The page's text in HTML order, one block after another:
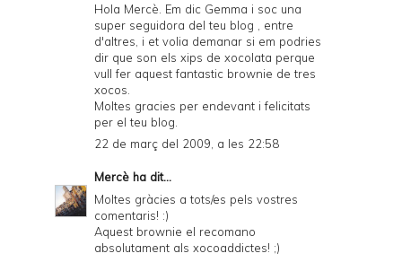
Hola Mercè. Em dic Gemma i soc una
super seguidora del teu blog , entre
d'altres, i et volia demanar si em podries
dir que son els xips de xocolata perque
vull fer aquest fantastic brownie de tres
xocos.
Moltes gracies per endevant i felicitats
per el teu blog.
22 de març del 2009, a les 22:58
Mercè ha dit...
Moltes gràcies a tots/es pels vostres
comentaris! :)
Aquest brownie el recomano
absolutament als xocoaddictes! ;)